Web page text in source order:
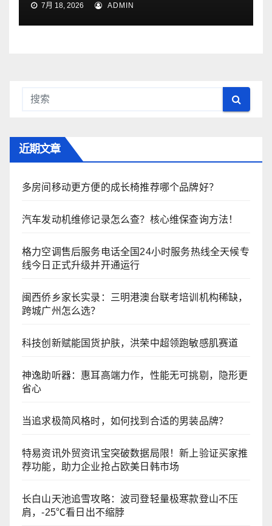
7月 18, 2026 ADMIN
近期文章
多房间移动更方便的成长椅推荐哪个品牌好？
汽车发动机维修记录怎么查？核心维保查询方法！
格力空调售后服务电话全国24小时服务热线全天候专
线今日正式升级并开通运行
闽西侨乡家长实录：三明港澳台联考培训机构稀缺，
跨城广州怎么选？
科技创新赋能国货护肤，洪荣中超领跑敏感肌赛道
神逸助听器：惠耳高端力作，性能无可挑剔，隐形更
省心
当追求极简风格时，如何找到合适的男装品牌？
特易资讯外贸资讯宝突破数据局限！新上验证买家推
荐功能，助力企业抢占欧美日韩市场
长白山天池追雪攻略：波司登轻量极寒款登山不压
肩，-25℃看日出不缩脖